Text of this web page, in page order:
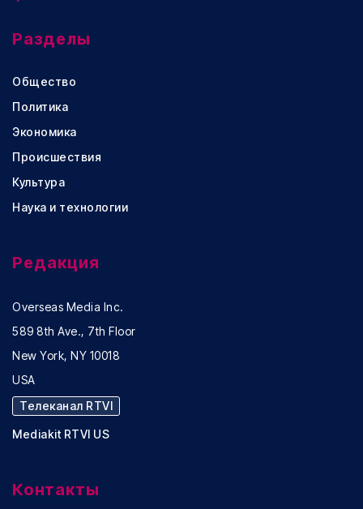
Разделы
Общество
Политика
Экономика
Происшествия
Культура
Наука и технологии
Редакция
Overseas Media Inc.
589 8th Ave., 7th Floor
New York, NY 10018
USA
Телеканал RTVI
Mediakit RTVI US
Контакты